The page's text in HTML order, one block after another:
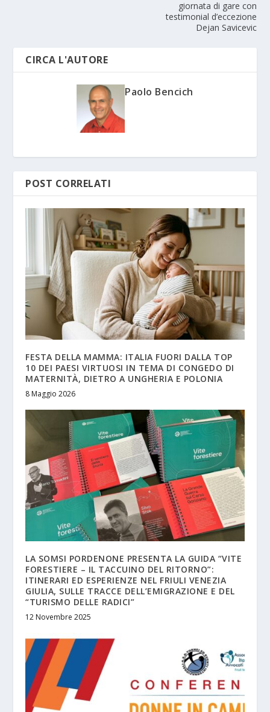
giornata di gare con
testimonial d’eccezione
Dejan Savicevic
CIRCA L'AUTORE
Paolo Bencich
POST CORRELATI
FESTA DELLA MAMMA: ITALIA FUORI DALLA TOP
10 DEI PAESI VIRTUOSI IN TEMA DI CONGEDO DI
MATERNITÀ, DIETRO A UNGHERIA E POLONIA
8 Maggio 2026
LA SOMSI PORDENONE PRESENTA LA GUIDA “VITE
FORESTIERE – IL TACCUINO DEL RITORNO”:
ITINERARI ED ESPERIENZE NEL FRIULI VENEZIA
GIULIA, SULLE TRACCE DELL’EMIGRAZIONE E DEL
“TURISMO DELLE RADICI”
12 Novembre 2025